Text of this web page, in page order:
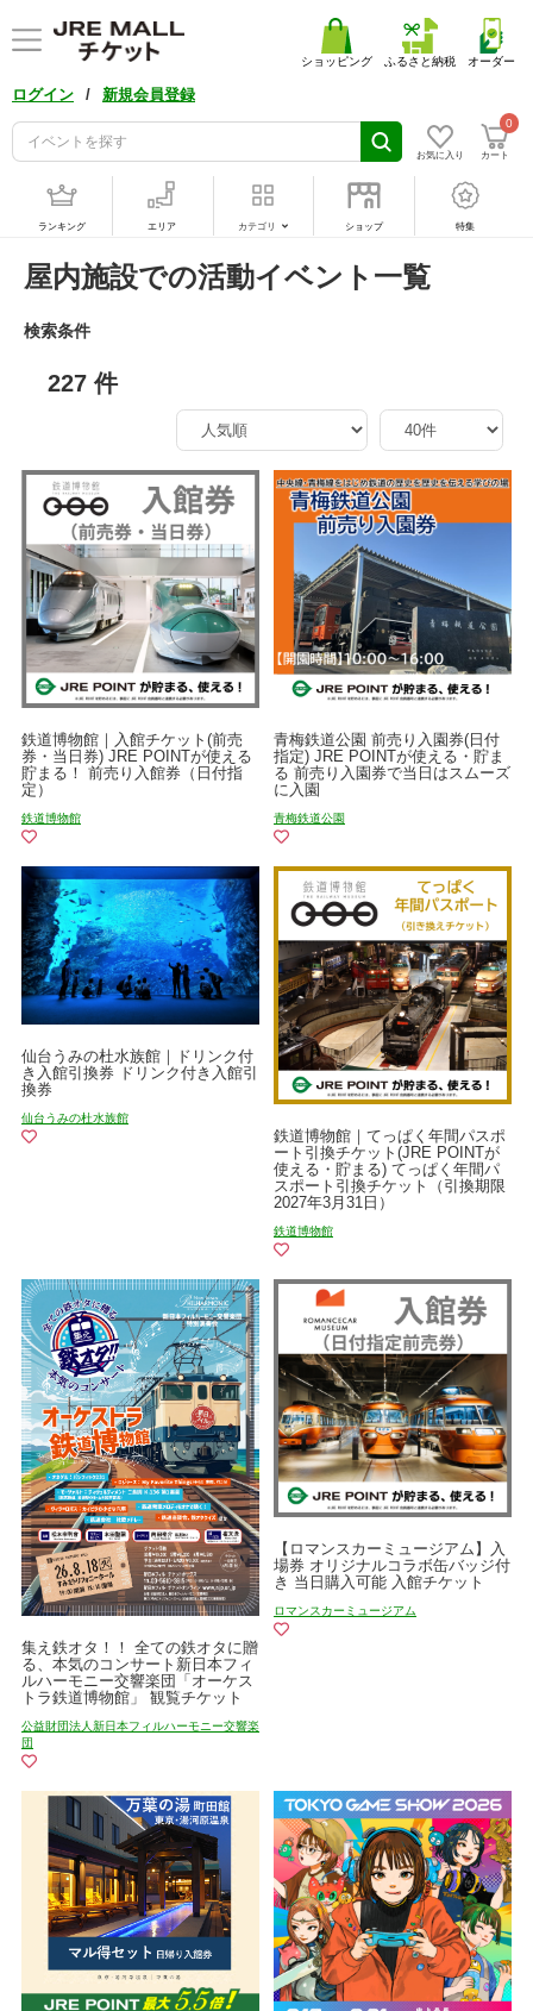
ログイン / 新規会員登録
お気に入り
0
カート
ショッピング ふるさと納税 オーダー
ランキング エリア カテゴリ ショップ 特集
屋内施設での活動イベント一覧
検索条件
227 件
鉄道博物館｜入館チケット(前売
券・当日券) JRE POINTが使える
貯まる！ 前売り入館券（日付指
定）
鉄道博物館
青梅鉄道公園 前売り入園券(日付
指定) JRE POINTが使える・貯ま
る 前売り入園券で当日はスムーズ
に入園
青梅鉄道公園
仙台うみの杜水族館｜ドリンク付
き入館引換券 ドリンク付き入館引
換券
仙台うみの杜水族館
鉄道博物館｜てっぱく年間パスポ
ート引換チケット(JRE POINTが
使える・貯まる) てっぱく年間パ
スポート引換チケット（引換期限
2027年3月31日）
鉄道博物館
集え鉄オタ！！ 全ての鉄オタに贈
る、本気のコンサート新日本フィ
ルハーモニー交響楽団「オーケス
トラ鉄道博物館」 観覧チケット
公益財団法人新日本フィルハーモニー交響楽
団
【ロマンスカーミュージアム】入
場券 オリジナルコラボ缶バッジ付
き 当日購入可能 入館チケット
ロマンスカーミュージアム